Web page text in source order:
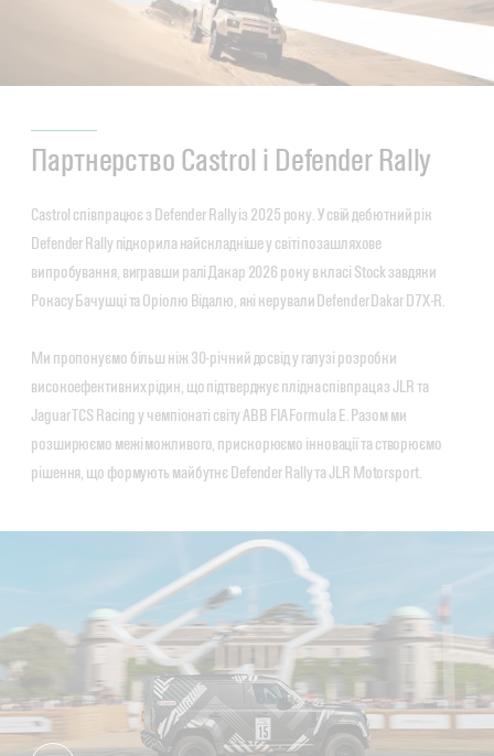
Партнерство Castrol і Defender Rally
Castrol співпрацює з Defender Rally із 2025 року. У свій дебютний рік
Defender Rally підкорила найскладніше у світі позашляхове
випробування, вигравши ралі Дакар 2026 року в класі Stock завдяки
Рокасу Бачушці та Оріолю Відалю, які керували Defender Dakar D7X-R.
Ми пропонуємо більш ніж 30-річний досвід у галузі розробки
високоефективних рідин, що підтверджує плідна співпраця з JLR та
Jaguar TCS Racing у чемпіонаті світу ABB FIA Formula E. Разом ми
розширюємо межі можливого, прискорюємо інновації та створюємо
рішення, що формують майбутнє Defender Rally та JLR Motorsport.